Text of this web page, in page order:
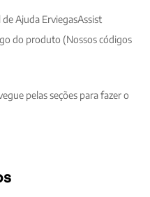
de Ajuda ErviegasAssist
do produto (Nossos códigos
pelas seções para fazer o